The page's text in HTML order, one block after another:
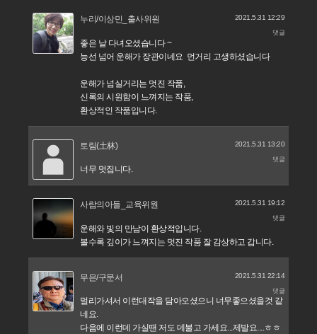
누리/이상민_출사위원 2021.5.31 12:29
댓글
좋은 날 다녀오셨습니다 ~
능선 넘어 운해가 장관이네요 먼거리 고생하셨습니다
운해가 넘실거리는 멋진 작품,
신록의 시원함이 느껴지는 작품,
환상적인 작품입니다.
토림(土林) 2021.5.31 13:20
댓글
너무 멋집니다.
사람의아들_교육위원 2021.5.31 19:12
댓글
운해와 빛의 만남이 환상적입니다.
볼수록 깊이가 느껴지는 멋진 작품 잘 감상하고 갑니다.
무은/구문서 2021.5.31 22:14
댓글
멀리가셔서 이런대작을 담아오셨으니 너무좋으셨을것 같
네요.
다음에 이런데 가실땐 저도 데불고 가세요...제발요....ㅎㅎ